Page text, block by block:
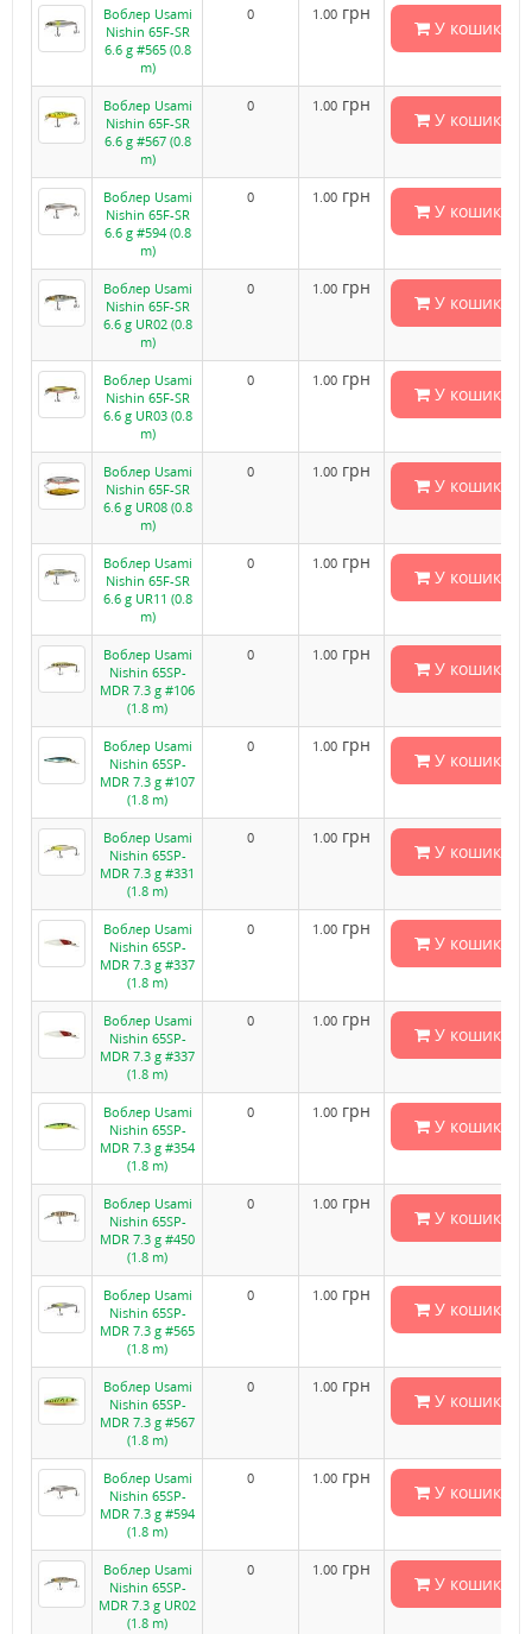
Воблер Usami
Nishin 65F-SR
6.6 g #565 (0.8
m)
0 1.00 грн
У кошик
Воблер Usami
Nishin 65F-SR
6.6 g #567 (0.8
m)
0 1.00 грн
У кошик
Воблер Usami
Nishin 65F-SR
6.6 g #594 (0.8
m)
0 1.00 грн
У кошик
Воблер Usami
Nishin 65F-SR
6.6 g UR02 (0.8
m)
0 1.00 грн
У кошик
Воблер Usami
Nishin 65F-SR
6.6 g UR03 (0.8
m)
0 1.00 грн
У кошик
Воблер Usami
Nishin 65F-SR
6.6 g UR08 (0.8
m)
0 1.00 грн
У кошик
Воблер Usami
Nishin 65F-SR
6.6 g UR11 (0.8
m)
0 1.00 грн
У кошик
Воблер Usami
Nishin 65SP-
MDR 7.3 g #106
(1.8 m)
0 1.00 грн
У кошик
Воблер Usami
Nishin 65SP-
MDR 7.3 g #107
(1.8 m)
0 1.00 грн
У кошик
Воблер Usami
Nishin 65SP-
MDR 7.3 g #331
(1.8 m)
0 1.00 грн
У кошик
Воблер Usami
Nishin 65SP-
MDR 7.3 g #337
(1.8 m)
0 1.00 грн
У кошик
Воблер Usami
Nishin 65SP-
MDR 7.3 g #337
(1.8 m)
0 1.00 грн
У кошик
Воблер Usami
Nishin 65SP-
MDR 7.3 g #354
(1.8 m)
0 1.00 грн
У кошик
Воблер Usami
Nishin 65SP-
MDR 7.3 g #450
(1.8 m)
0 1.00 грн
У кошик
Воблер Usami
Nishin 65SP-
MDR 7.3 g #565
(1.8 m)
0 1.00 грн
У кошик
Воблер Usami
Nishin 65SP-
MDR 7.3 g #567
(1.8 m)
0 1.00 грн
У кошик
Воблер Usami
Nishin 65SP-
MDR 7.3 g #594
(1.8 m)
0 1.00 грн
У кошик
Воблер Usami
Nishin 65SP-
MDR 7.3 g UR02
(1.8 m)
0 1.00 грн
У кошик